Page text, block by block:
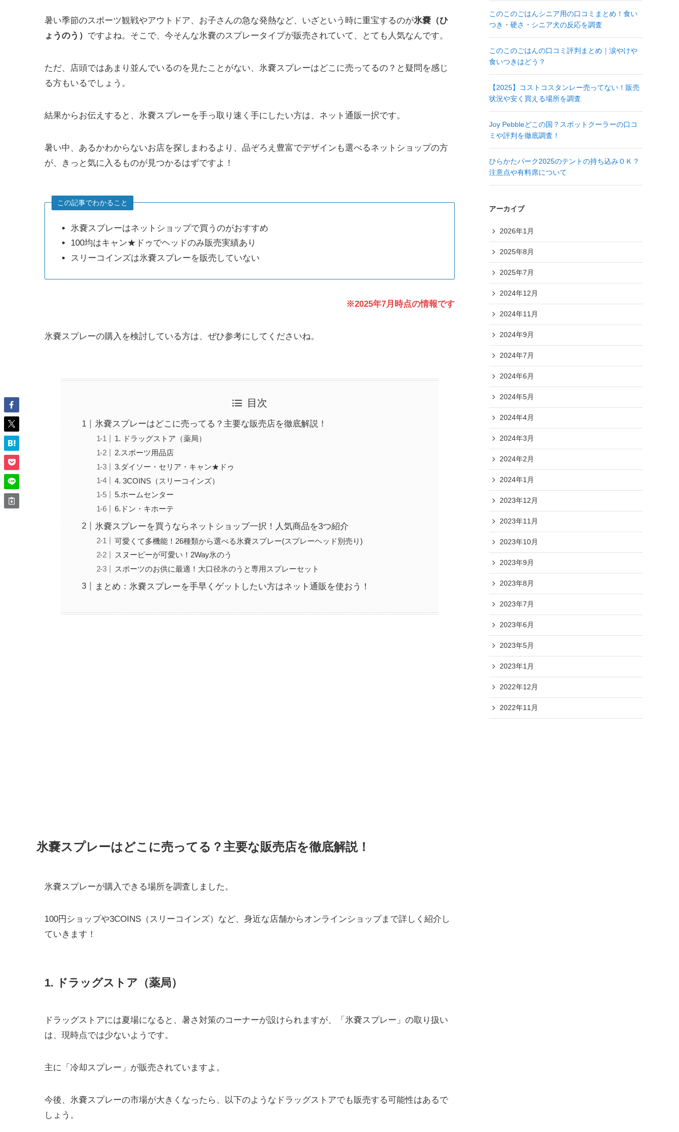
暑い季節のスポーツ観戦やアウトドア、お子さんの急な発熱など、いざという時に重宝するのが氷嚢（ひ
ょうのう） ですよね。そこで、今そんな氷嚢のスプレータイプが販売されていて、とても人気なんです。
ただ、店頭ではあまり並んでいるのを見たことがない、氷嚢スプレーはどこに売ってるの？と疑問を感じ
る方もいるでしょう。
結果からお伝えすると、氷嚢スプレーを手っ取り速く手にしたい方は、ネット通販一択です。
暑い中、あるかわからないお店を探しまわるより、品ぞろえ豊富でデザインも選べるネットショップの方
が、きっと気に入るものが見つかるはずですよ！
この記事でわかること
氷嚢スプレーはネットショップで買うのがおすすめ
100均はキャン★ドゥでヘッドのみ販売実績あり
スリーコインズは氷嚢スプレーを販売していない
※2025年7月時点の情報です
氷嚢スプレーの購入を検討している方は、ぜひ参考にしてくださいね。
目次
氷嚢スプレーはどこに売ってる？主要な販売店を徹底解説！
1. ドラッグストア（薬局）
2.スポーツ用品店
3.ダイソー・セリア・キャン★ドゥ
4. 3COINS（スリーコインズ）
5.ホームセンター
6.ドン・キホーテ
氷嚢スプレーを買うならネットショップ一択！人気商品を3つ紹介
可愛くて多機能！26種類から選べる氷嚢スプレー(スプレーヘッド別売り)
スヌーピーが可愛い！2Way氷のう
スポーツのお供に最適！大口径氷のうと専用スプレーセット
まとめ：氷嚢スプレーを手早くゲットしたい方はネット通販を使おう！
氷嚢スプレーはどこに売ってる？主要な販売店を徹底解説！
氷嚢スプレーが購入できる場所を調査しました。
100円ショップや3COINS（スリーコインズ）など、身近な店舗からオンラインショップまで詳しく紹介し
ていきます！
1. ドラッグストア（薬局）
ドラッグストアには夏場になると、暑さ対策のコーナーが設けられますが、「氷嚢スプレー」の取り扱い
は、現時点では少ないようです。
主に「冷却スプレー」が販売されていますよ。
今後、氷嚢スプレーの市場が大きくなったら、以下のようなドラッグストアでも販売する可能性はあるで
しょう。
このこのごはんシニア用の口コミまとめ！食い
つき・硬さ・シニア犬の反応を調査
このこのごはんの口コミ評判まとめ｜涙やけや
食いつきはどう？
【2025】コストコスタンレー売ってない！販売
状況や安く買える場所を調査
Joy Pebbleどこの国？スポットクーラーの口コ
ミや評判を徹底調査！
ひらかたパーク2025のテントの持ち込みＯＫ？
注意点や有料席について
アーカイブ
2026年1月
2025年8月
2025年7月
2024年12月
2024年11月
2024年9月
2024年7月
2024年6月
2024年5月
2024年4月
2024年3月
2024年2月
2024年1月
2023年12月
2023年11月
2023年10月
2023年9月
2023年8月
2023年7月
2023年6月
2023年5月
2023年1月
2022年12月
2022年11月